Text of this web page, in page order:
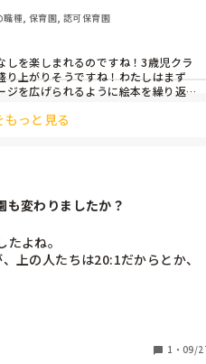
種, 保育園, 認可保育園
しを楽しまれるのですね！3歳児クラ
り上がりそうですね！わたしはまず
ジを広げられるように絵本を繰り返
そびに繋げていくことができるよう
夫しています。突然劇あそびを始め
しむなかで少しずつかけあいなど
もっと見る
も変わりましたか？
よね。
上の人たちは20:1だからとか、
、全然職員を増やしてくれませ
うちのクラスは20人いて支援でつ
が2人います。15人の基準で考
いと思うのですが、1人の時間帯
1 ・ 09/